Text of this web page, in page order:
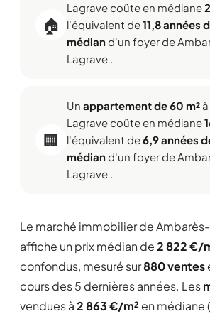
🏠
Lagrave coûte en médiane
l'équivalent de11,8 années
médiand'un foyer de
Lagrave .
🏢
Un appartement de 60 m²
Lagrave coûte en médiane
l'équivalent de6,9 années
médiand'un foyer de
Lagrave .
Le marché immobilier de
affiche un prix médian de2 822 €/
confondus, mesuré sur880 ventes
cours des 5 dernières années. Les
vendues à2 863 €/m² en médiane